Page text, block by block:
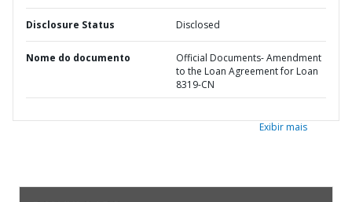
Disclosure Status Disclosed
Nome do documento
Official Documents- Amendment
to the Loan Agreement for Loan
8319-CN
Exibir mais